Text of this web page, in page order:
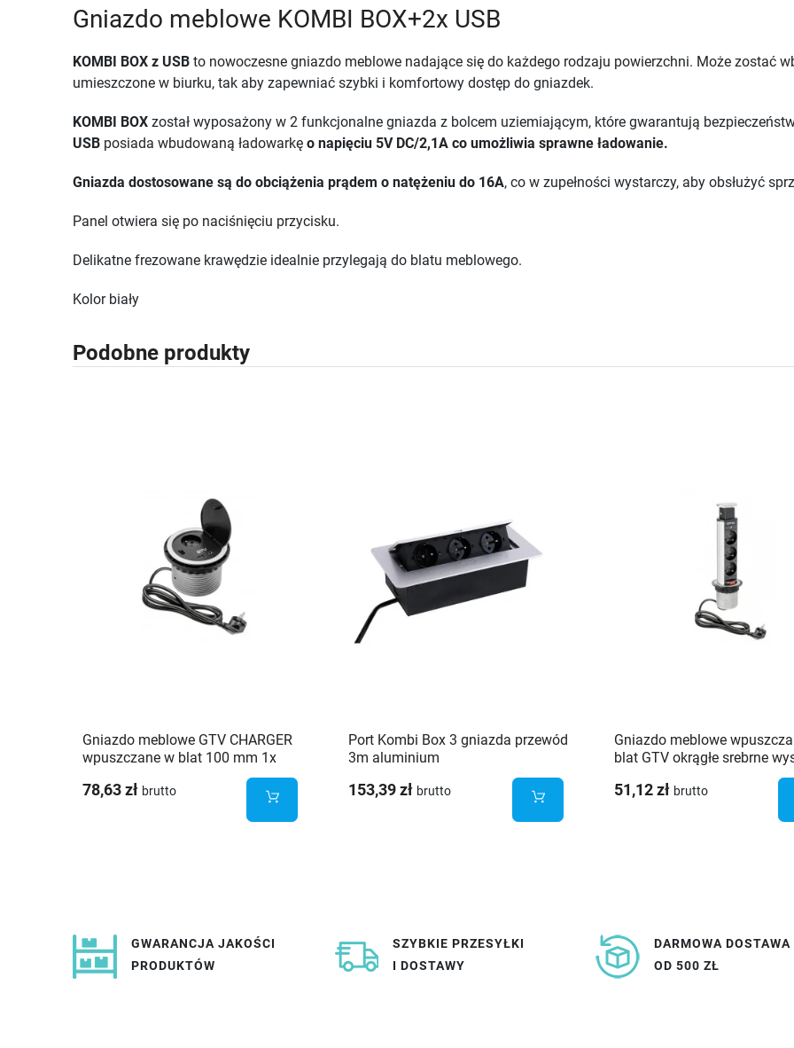
Gniazdo meblowe KOMBI BOX+2x USB
KOMBI BOX z USB to nowoczesne gniazdo meblowe nadające się do każdego rodzaju powierzchni. Może zostać
umieszczone w biurku, tak aby zapewniać szybki i komfortowy dostęp do gniazdek.
KOMBI BOX został wyposażony w 2 funkcjonalne gniazda z bolcem uziemiającym, które gwarantują
USB posiada wbudowaną ładowarkę o napięciu 5V DC/2,1A co umożliwia sprawne ładowanie.
Gniazda dostosowane są do obciążenia prądem o natężeniu do 16A, co w zupełności wystarczy, aby obsłużyć
Panel otwiera się po naciśnięciu przycisku.
Delikatne frezowane krawędzie idealnie przylegają do blatu meblowego.
Kolor biały
Podobne produkty
Gniazdo meblowe GTV CHARGER
wpuszczane w blat 100 mm 1x
78,63 zł brutto
Port Kombi Box 3 gniazda przewód
3m aluminium
153,39 zł brutto
Gniazdo meblowe
blat GTV okrągłe srebrne
51,12 zł brutto
GWARANCJA JAKOŚCI
PRODUKTÓW
SZYBKIE PRZESYŁKI
I DOSTAWY
DARMOWA DOSTAWA
OD 500 ZŁ